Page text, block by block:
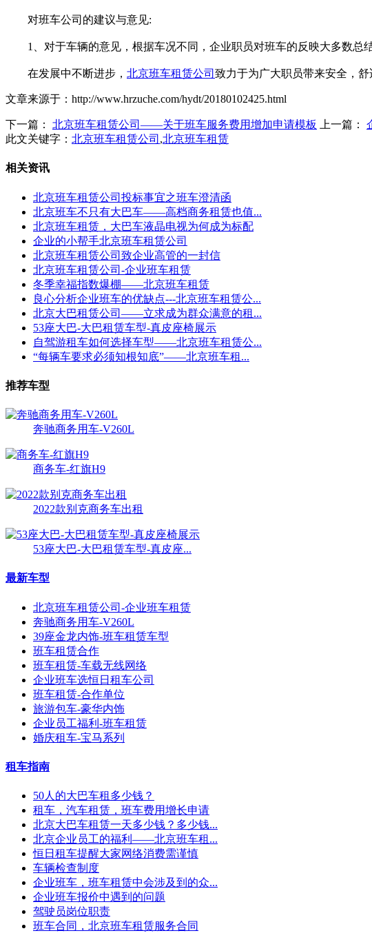
对班车公司的建议与意见:
1、对于车辆的意见，根据车况不同，企业职员对班车的反映大多数总
在发展中不断进步， 北京班车租赁公司 致力于为广大职员带来安全，
文章来源于：http://www.hrzuche.com/hydt/20180102425.html
下一篇： 北京班车租赁公司——关于班车服务费用增加申请模板 上一篇：
此文关键字： 北京班车租赁公司 ,北京班车租赁
相关资讯
北京班车租赁公司投标事宜之班车澄清函
北京班车不只有大巴车——高档商务租赁也值...
北京班车租赁，大巴车液晶电视为何成为标配
企业的小帮手北京班车租赁公司
北京班车租赁公司致企业高管的一封信
北京班车租赁公司-企业班车租赁
冬季幸福指数爆棚——北京班车租赁
良心分析企业班车的优缺点---北京班车租赁公...
北京大巴租赁公司——立求成为群众满意的租...
53座大巴-大巴租赁车型-真皮座椅展示
自驾游租车如何选择车型——北京班车租赁公...
“每辆车要求必须知根知底”——北京班车租...
推荐车型
奔驰商务用车-V260L
商务车-红旗H9
2022款别克商务车出租
53座大巴-大巴租赁车型-真皮座...
最新车型
北京班车租赁公司-企业班车租赁
奔驰商务用车-V260L
39座金龙内饰-班车租赁车型
班车租赁合作
班车租赁-车载无线网络
企业班车选恒日租车公司
班车租赁-合作单位
旅游包车-豪华内饰
企业员工福利-班车租赁
婚庆租车-宝马系列
租车指南
50人的大巴车租多少钱？
租车，汽车租赁，班车费用增长申请
北京大巴车租赁一天多少钱？多少钱...
北京企业员工的福利——北京班车租...
恒日租车提醒大家网络消费需谨慎
车辆检查制度
企业班车，班车租赁中会涉及到的众...
企业班车报价中遇到的问题
驾驶员岗位职责
班车合同，北京班车租赁服务合同